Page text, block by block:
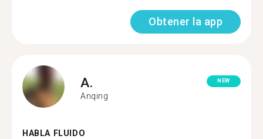
Obtener la app
A.
Anqing
NEW
HABLA FLUIDO